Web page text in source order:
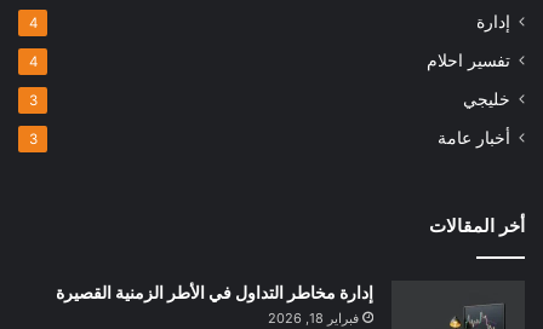
إدارة 4
تفسير احلام 4
خليجي 3
أخبار عامة 3
أخر المقالات
إدارة مخاطر التداول في الأطر الزمنية القصيرة
فبراير 18, 2026